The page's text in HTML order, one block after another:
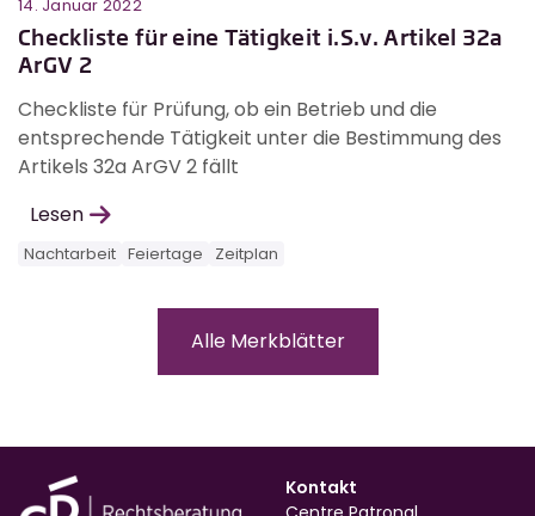
14. Januar 2022
Checkliste für eine Tätigkeit i.S.v. Artikel 32a
ArGV 2
Checkliste für Prüfung, ob ein Betrieb und die
entsprechende Tätigkeit unter die Bestimmung des
Artikels 32a ArGV 2 fällt
Lesen
Nachtarbeit Feiertage Zeitplan
Alle Merkblätter
Kontakt